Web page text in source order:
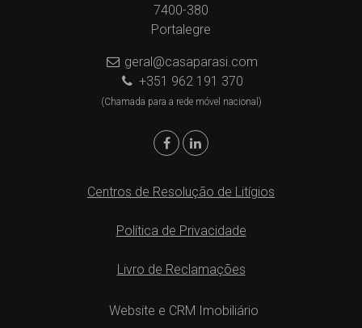
7400-380
Portalegre
geral@casaparasi.com
+351 962 191 370
(Chamada para a rede móvel nacional)
Centros de Resolução de Litígios
Política de Privacidade
Livro de Reclamações
Website e CRM Imobiliário